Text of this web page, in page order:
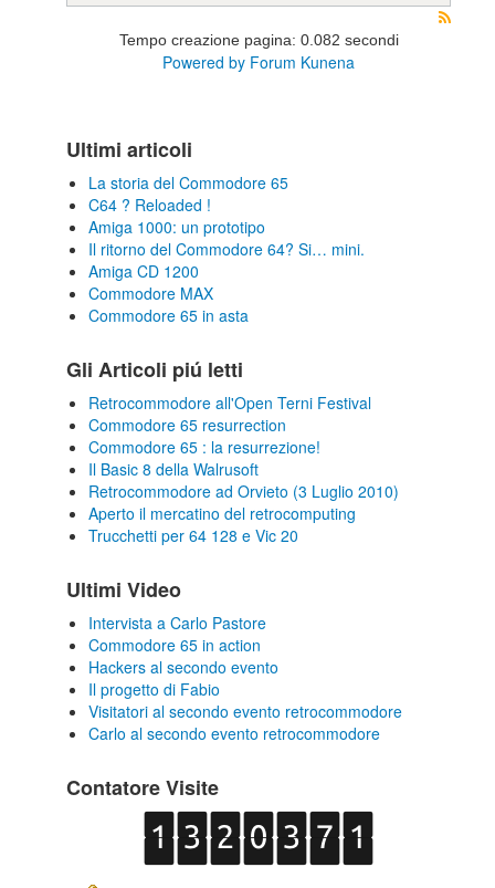
Tempo creazione pagina: 0.082 secondi
Powered by Forum Kunena
Ultimi articoli
La storia del Commodore 65
C64 ? Reloaded !
Amiga 1000: un prototipo
Il ritorno del Commodore 64? Si… mini.
Amiga CD 1200
Commodore MAX
Commodore 65 in asta
Gli Articoli piú letti
Retrocommodore all'Open Terni Festival
Commodore 65 resurrection
Commodore 65 : la resurrezione!
Il Basic 8 della Walrusoft
Retrocommodore ad Orvieto (3 Luglio 2010)
Aperto il mercatino del retrocomputing
Trucchetti per 64 128 e Vic 20
Ultimi Video
Intervista a Carlo Pastore
Commodore 65 in action
Hackers al secondo evento
Il progetto di Fabio
Visitatori al secondo evento retrocommodore
Carlo al secondo evento retrocommodore
Contatore Visite